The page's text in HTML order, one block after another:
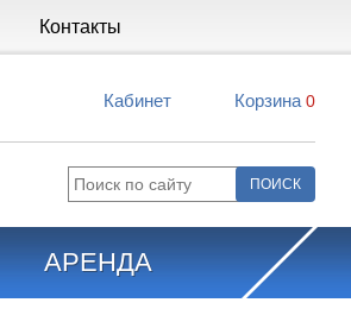
Контакты
Кабинет Корзина 0
АРЕНДА